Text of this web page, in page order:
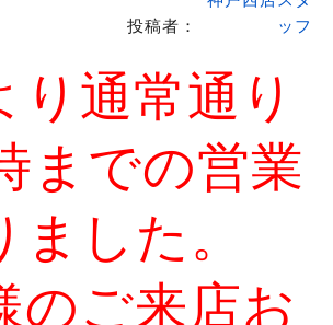
投稿者：
ッフ
り通常通り
までの営業
した。
のご来店お